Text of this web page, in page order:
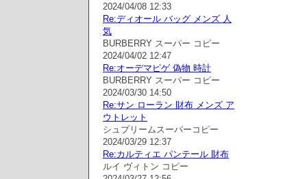
2024/04/08 12:33
Re:ディオール バッグ メンズ 人
気
BURBERRY スーパー コピー
2024/04/02 12:47
Re:オーデマピゲ 偽物 時計
BURBERRY スーパー コピー
2024/03/30 14:50
Re:サン ローラン 財布 メンズ ア
ウトレット
シュプリームスーパーコピー
2024/03/29 12:37
Re:カルティエ パンテール 財布
ルイ ヴィトン コピー